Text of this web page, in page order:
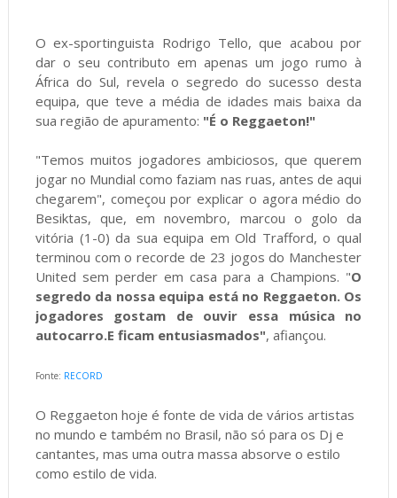
O ex-sportinguista Rodrigo Tello, que acabou por
dar o seu contributo em apenas um jogo rumo à
África do Sul, revela o segredo do sucesso desta
equipa, que teve a média de idades mais baixa da
sua região de apuramento: "É o Reggaeton!"
"Temos muitos jogadores ambiciosos, que querem
jogar no Mundial como faziam nas ruas, antes de aqui
chegarem", começou por explicar o agora médio do
Besiktas, que, em novembro, marcou o golo da
vitória (1-0) da sua equipa em Old Trafford, o qual
terminou com o recorde de 23 jogos do Manchester
United sem perder em casa para a Champions. "O
segredo da nossa equipa está no Reggaeton. Os
jogadores gostam de ouvir essa música no
autocarro.E ficam entusiasmados", afiançou.
Fonte: RECORD
O Reggaeton hoje é fonte de vida de vários artistas
no mundo e também no Brasil, não só para os Dj e
cantantes, mas uma outra massa absorve o estilo
como estilo de vida.